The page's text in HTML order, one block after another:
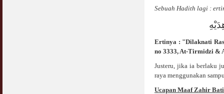
Sebuah Hadith lagi :
Ertinya : "Dilaknati
no 3333, At-Tirmidzi &
Justeru, jika ia berlaku
raya menggunakan
Ucapan Maaf Zahir